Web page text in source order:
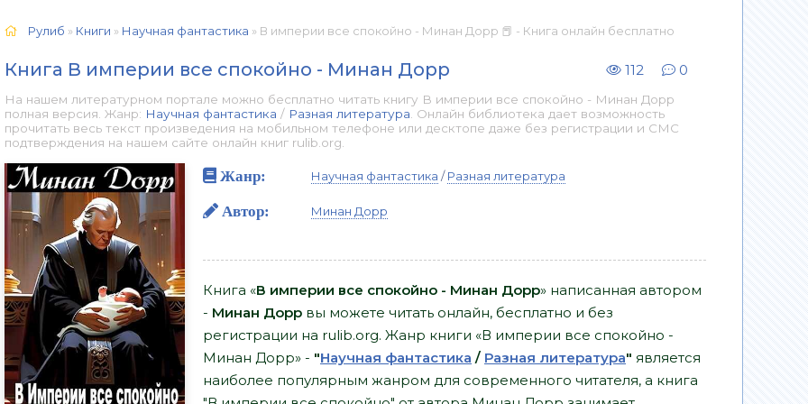
Рулиб » Книги » Научная фантастика » В империи все спокойно - Минан Дорр 📕 - Книга онлайн бесплатно
Книга В империи все спокойно - Минан Дорр 112 0
На нашем литературном портале можно бесплатно читать книгу В империи все спокойно - Минан Дорр
полная версия. Жанр: Научная фантастика / Разная литература . Онлайн библиотека дает возможность
прочитать весь текст произведения на мобильном телефоне или десктопе даже без регистрации и СМС
подтверждения на нашем сайте онлайн книг rulib.org.
Жанр: Научная фантастика /Разная литература
Автор: Минан Дорр
Книга «В империи все спокойно - Минан Дорр» написанная автором
- Минан Дорр вы можете читать онлайн, бесплатно и без
регистрации на rulib.org. Жанр книги «В империи все спокойно -
Минан Дорр» - "Научная фантастика / Разная литература" является
наиболее популярным жанром для современного читателя, а книга